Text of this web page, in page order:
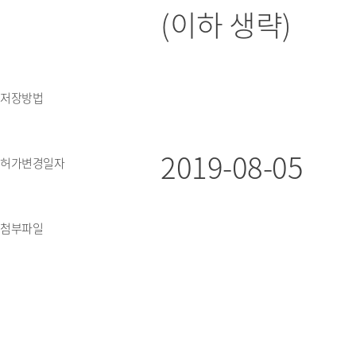
(이하 생략)
저장방법
허가변경일자 2019-08-05
첨부파일